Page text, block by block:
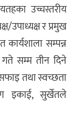
उच्चस्तरीय
उपाध्यक्ष र प्रमुख
सम्पन्न
सम्म तीन दिने
तथा स्वच्छता
इकाई, सुर्खेतले